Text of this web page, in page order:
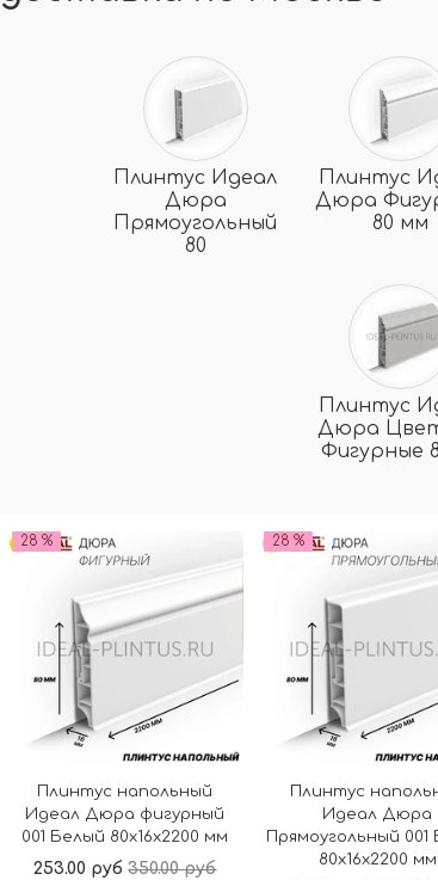
Плинтус Идеал
Дюра
Прямоугольный
80
Плинтус
Дюра
80 мм
Плинтус
Дюра
Фигурные
28 %
Плинтус напольный
Идеал Дюра фигурный
001 Белый 80x16x2200 мм
253.00 руб 350.00 руб
28 %
Плинтус
Идеал Дюра
Прямоугольный 001
80x16x2200 мм